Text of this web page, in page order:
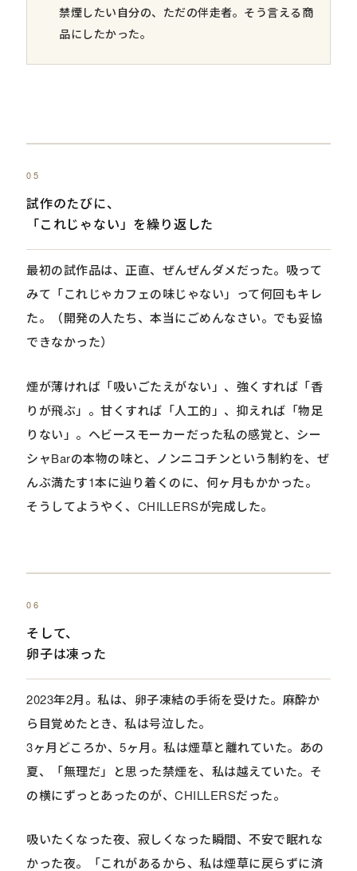
禁煙したい自分の、ただの伴走者。そう言える商
品にしたかった。
05
試作のたびに、
「これじゃない」を繰り返した
最初の試作品は、正直、ぜんぜんダメだった。吸って
みて「これじゃカフェの味じゃない」って何回もキレ
た。（開発の人たち、本当にごめんなさい。でも妥協
できなかった）
煙が薄ければ「吸いごたえがない」、強くすれば「香
りが飛ぶ」。甘くすれば「人工的」、抑えれば「物足
りない」。ヘビースモーカーだった私の感覚と、シー
シャBarの本物の味と、ノンニコチンという制約を、ぜ
んぶ満たす1本に辿り着くのに、何ヶ月もかかった。
そうしてようやく、CHILLERSが完成した。
06
そして、
卵子は凍った
2023年2月。私は、卵子凍結の手術を受けた。麻酔か
ら目覚めたとき、私は号泣した。
3ヶ月どころか、5ヶ月。私は煙草と離れていた。あの
夏、「無理だ」と思った禁煙を、私は越えていた。そ
の横にずっとあったのが、CHILLERSだった。
吸いたくなった夜、寂しくなった瞬間、不安で眠れな
かった夜。「これがあるから、私は煙草に戻らずに済